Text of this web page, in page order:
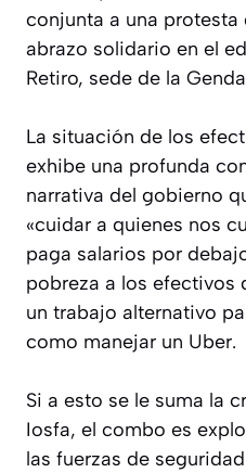
conjunta a una protesta
abrazo solidario en el
Retiro, sede de la
La situación de los
exhibe una profunda
narrativa del gobierno
«cuidar a quienes nos
paga salarios por
pobreza a los efectivos
un trabajo alternativo
como manejar un Uber.
Si a esto se le suma la
Iosfa, el combo es
las fuerzas de